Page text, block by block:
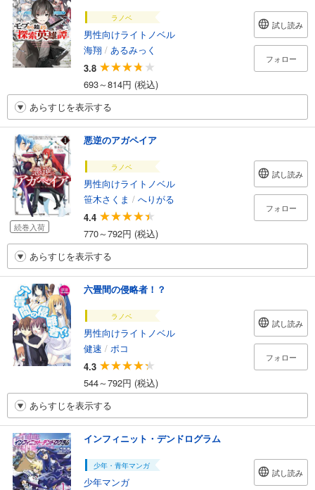
ラノベ
男性向けライトノベル
海翔 / あるみっく
3.8
693～814円 (税込)
試し読み
フォロー
あらすじを表示する
続巻入荷
悪逆のアガペイア
ラノベ
男性向けライトノベル
笹木さくま / へりがる
4.4
770～792円 (税込)
試し読み
フォロー
あらすじを表示する
六畳間の侵略者！？
ラノベ
男性向けライトノベル
健速 / ポコ
4.3
544～792円 (税込)
試し読み
フォロー
あらすじを表示する
インフィニット・デンドログラム
少年・青年マンガ
少年マンガ
試し読み